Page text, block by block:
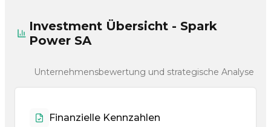
Investment Übersicht - Spark
Power SA
Unternehmensbewertung und strategische Analyse
Finanzielle Kennzahlen